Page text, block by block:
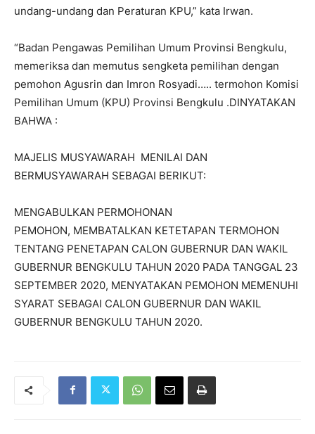
undang-undang dan Peraturan KPU,” kata Irwan.
“Badan Pengawas Pemilihan Umum Provinsi Bengkulu,
memeriksa dan memutus sengketa pemilihan dengan
pemohon Agusrin dan Imron Rosyadi….. termohon Komisi
Pemilihan Umum (KPU) Provinsi Bengkulu .DINYATAKAN
BAHWA :
MAJELIS MUSYAWARAH MENILAI DAN
BERMUSYAWARAH SEBAGAI BERIKUT:
MENGABULKAN PERMOHONAN
PEMOHON, MEMBATALKAN KETETAPAN TERMOHON
TENTANG PENETAPAN CALON GUBERNUR DAN WAKIL
GUBERNUR BENGKULU TAHUN 2020 PADA TANGGAL 23
SEPTEMBER 2020, MENYATAKAN PEMOHON MEMENUHI
SYARAT SEBAGAI CALON GUBERNUR DAN WAKIL
GUBERNUR BENGKULU TAHUN 2020.